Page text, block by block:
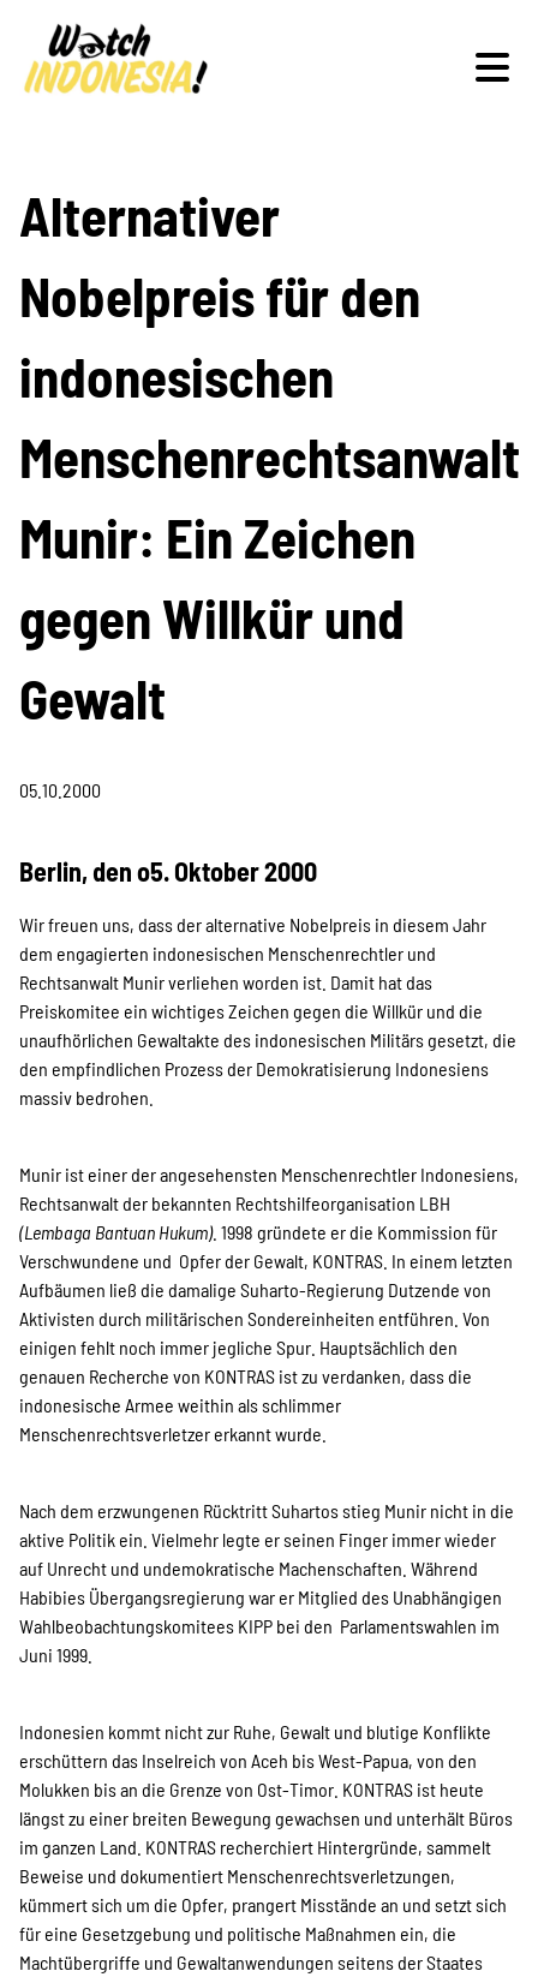
Schwerpunkte
Veranstaltungen
Publikationen
Projekte
Kampagne
Stellenangebote
Werde Mitglied
Newsletter abonnieren
SPENDEN
Über uns
Transparenz
Kontakt
Indonesian
Alternativer
Nobelpreis für den
indonesischen
Menschenrechtsanwalt
Munir: Ein Zeichen
gegen Willkür und
Gewalt
05.10.2000
Berlin, den o5. Oktober 2000
Wir freuen uns, dass der alternative Nobelpreis in diesem Jahr
dem engagierten indonesischen Menschenrechtler und
Rechtsanwalt Munir verliehen worden ist. Damit hat das
Preiskomitee ein wichtiges Zeichen gegen die Willkür und die
unaufhörlichen Gewaltakte des indonesischen Militärs gesetzt, die
den empfindlichen Prozess der Demokratisierung Indonesiens
massiv bedrohen.
Munir ist einer der angesehensten Menschenrechtler Indonesiens,
Rechtsanwalt der bekannten Rechtshilfeorganisation LBH
(Lembaga Bantuan Hukum). 1998 gründete er die Kommission für
Verschwundene und Opfer der Gewalt, KONTRAS. In einem letzten
Aufbäumen ließ die damalige Suharto-Regierung Dutzende von
Aktivisten durch militärischen Sondereinheiten entführen. Von
einigen fehlt noch immer jegliche Spur. Hauptsächlich den
genauen Recherche von KONTRAS ist zu verdanken, dass die
indonesische Armee weithin als schlimmer
Menschenrechtsverletzer erkannt wurde.
Nach dem erzwungenen Rücktritt Suhartos stieg Munir nicht in die
aktive Politik ein. Vielmehr legte er seinen Finger immer wieder
auf Unrecht und undemokratische Machenschaften. Während
Habibies Übergangsregierung war er Mitglied des Unabhängigen
Wahlbeobachtungskomitees KIPP bei den Parlamentswahlen im
Juni 1999.
Indonesien kommt nicht zur Ruhe, Gewalt und blutige Konflikte
erschüttern das Inselreich von Aceh bis West-Papua, von den
Molukken bis an die Grenze von Ost-Timor. KONTRAS ist heute
längst zu einer breiten Bewegung gewachsen und unterhält Büros
im ganzen Land. KONTRAS recherchiert Hintergründe, sammelt
Beweise und dokumentiert Menschenrechtsverletzungen,
kümmert sich um die Opfer, prangert Misstände an und setzt sich
für eine Gesetzgebung und politische Maßnahmen ein, die
Machtübergriffe und Gewaltanwendungen seitens der Staates